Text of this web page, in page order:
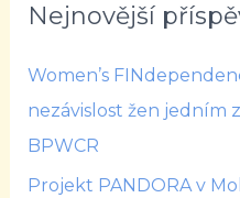
Nejnovější
Women’s
nezávislost žen jedním
BPWCR
Projekt PANDORA v